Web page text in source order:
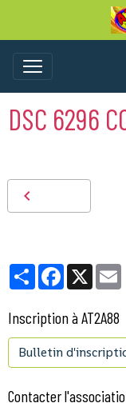
DSC 6296
PartagerFacebook
X
Inscription à AT2A88
Bulletin
Contacter